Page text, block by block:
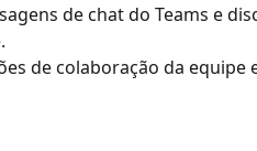
de chat do Teams e
de colaboração da